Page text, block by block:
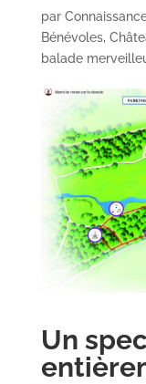
par
Bénévoles,
balade
Un